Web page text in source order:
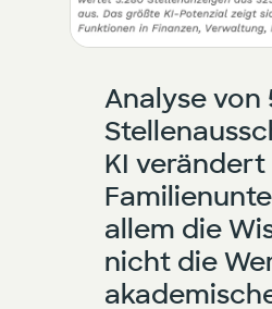
Analyse von
KI verändert
allem die
nicht die